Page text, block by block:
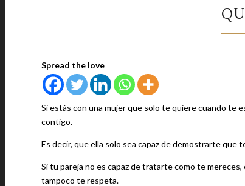
Spread the love
Si estás con una mujer que solo te quiere cuando te
contigo.
Es decir, que ella solo sea capaz de demostrarte
Si tu pareja no es capaz de tratarte como te
tampoco te respeta.